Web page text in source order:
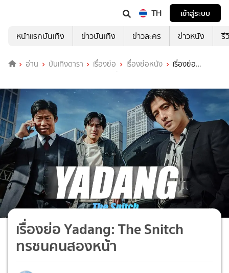
TH
เข้าสู่ระบบ
หน้าแรกบันเทิง
ข่าวบันเทิง ข่าวละคร ข่าวหนัง รี
อ่าน บันเทิงดารา เรื่องย่อ เรื่องย่อหนัง
เรื่องย่อ
Yadang: The Snitch ทรชนคนสองหน้า
เรื่องย่อ Yadang: The Snitch
ทรชนคนสองหน้า